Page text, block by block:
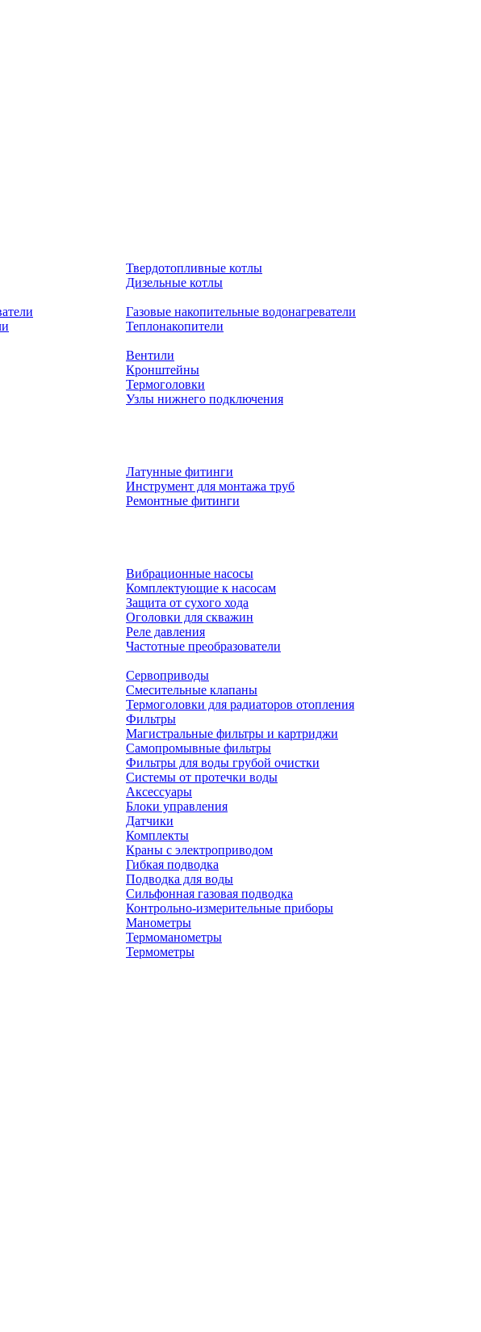
Твердотопливные котлы
Дизельные котлы
Газовые накопительные водонагреватели
Теплонакопители
Вентили
Кронштейны
Термоголовки
Узлы нижнего подключения
Латунные фитинги
Инструмент для монтажа труб
Ремонтные фитинги
Вибрационные насосы
Комплектующие к насосам
Защита от сухого хода
Оголовки для скважин
Реле давления
Частотные преобразователи
Сервоприводы
Смесительные клапаны
Термоголовки для радиаторов отопления
Фильтры
Магистральные фильтры и картриджи
Самопромывные фильтры
Фильтры для воды грубой очистки
Системы от протечки воды
Аксессуары
Блоки управления
Датчики
Комплекты
Краны с электроприводом
Гибкая подводка
Подводка для воды
Сильфонная газовая подводка
Контрольно-измерительные приборы
Манометры
Термоманометры
Термометры